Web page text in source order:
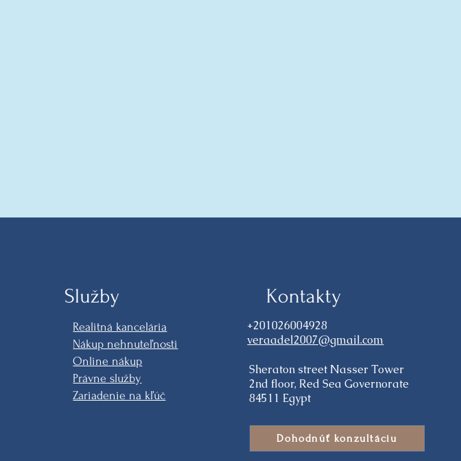
Realitná kancelária
Nákup nehnuteľnosti
Online nákup
Právne služby
Zariadenie na kľúč
+201026004928
veraadel2007@gmail.com
Sheraton street Nasser Tower
2nd floor, Red Sea Governorate
84511 Egypt
Dohodnúť konzultáciu
Služby Kontakty